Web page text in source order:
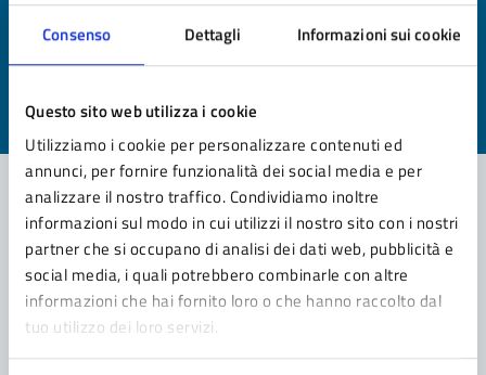
Consenso Dettagli Informazioni sui cookie
Questo sito web utilizza i cookie
Utilizziamo i cookie per personalizzare contenuti ed
annunci, per fornire funzionalità dei social media e per
analizzare il nostro traffico. Condividiamo inoltre
informazioni sul modo in cui utilizzi il nostro sito con i nostri
partner che si occupano di analisi dei dati web, pubblicità e
social media, i quali potrebbero combinarle con altre
informazioni che hai fornito loro o che hanno raccolto dal
tuo utilizzo dei loro servizi.
Quanto sono chiare le informazioni su questa
pagina?
Valuta 5 stelle su 5
Valuta 4 stelle su 5
Valuta 3 stelle su 5
Valuta 2 stelle su 5
Valuta 1 stelle su 5
Contatta il comune
Leggi le domande frequenti
Richiedi assistenza